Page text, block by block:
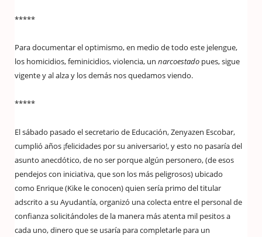
*****
Para documentar el optimismo, en medio de todo este jelengue,
los homicidios, feminicidios, violencia, un narcoestado pues, sigue
vigente y al alza y los demás nos quedamos viendo.
*****
El sábado pasado el secretario de Educación, Zenyazen Escobar,
cumplió años ¡felicidades por su aniversario!, y esto no pasaría del
asunto anecdótico, de no ser porque algún personero, (de esos
pendejos con iniciativa, que son los más peligrosos) ubicado
como Enrique (Kike le conocen) quien sería primo del titular
adscrito a su Ayudantía, organizó una colecta entre el personal de
confianza solicitándoles de la manera más atenta mil pesitos a
cada uno, dinero que se usaría para completarle para un